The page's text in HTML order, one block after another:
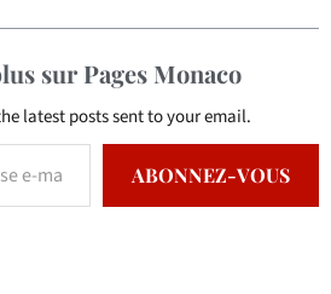
sur Pages Monaco
latest posts sent to your email.
ABONNEZ-VOUS